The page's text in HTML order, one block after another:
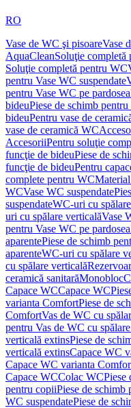
RO
Vase de WC şi pisoareVase
AquaCleanSoluţie completă
Soluţie completă pentru WC
pentru Vase WC suspendate
pentru Vase WC pe
bideuPiese de schimb
bideuPentru vase de
vase de ceramică WC
AccesoriiPentru soluţie
funcţie de bideuPiese de
funcţie de bideuPentru
complete pentru WC
WCVase WC suspendate
suspendateWC-uri cu
uri cu spălare verticalăVase
pentru Vase WC pe
aparentePiese de schimb
aparenteWC-uri cu spălare
cu spălare verticală
ceramică sanitarăMonobloc
Capace WCCapace WC
varianta ComfortPiese de
ComfortVas de WC cu
pentru Vas de WC cu
verticală extinsPiese de
verticală extinsCapace WC
Capace WC varianta
Capace WCColac WCPiese
pentru copiiPiese de schimb
WC suspendatePiese de